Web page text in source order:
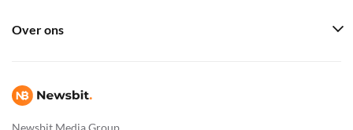
Newsbit Media Group
Over ons